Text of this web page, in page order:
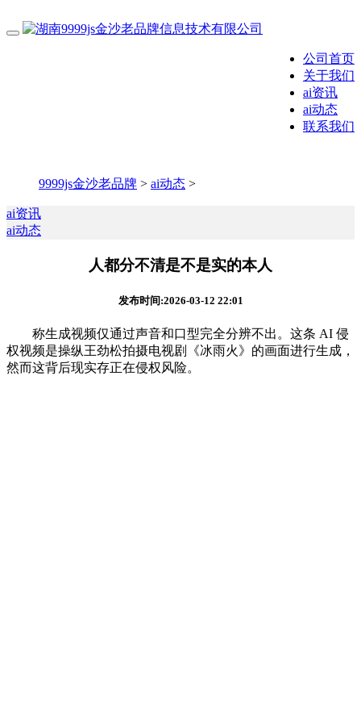
公司首页
关于我们
ai资讯
ai动态
联系我们
9999js金沙老品牌 > ai动态 >
ai资讯
ai动态
人都分不清是不是实的本人
发布时间:2026-03-12 22:01
称生成视频仅通过声音和口型完全分辨不出。这条 AI 侵
权视频是操纵王劲松拍摄电视剧《冰雨火》的画面进行生成，
然而这背后现实存正在侵权风险。